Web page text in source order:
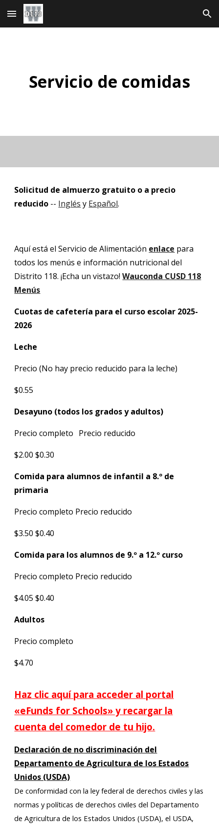
Ir al contenido principal Saltar a la navegación
Servicio de comidas
Solicitud de almuerzo gratuito o a precio
reducido -- Inglés y Español.
Aquí está el Servicio de Alimentación enlace para
todos los menús e información nutricional del
Distrito 118. ¡Echa un vistazo!Wauconda CUSD 118
Menús
Cuotas de cafetería para el curso escolar 2025-
2026
Leche
Precio (No hay precio reducido para la leche)
$0.55
Desayuno (todos los grados y adultos)
Precio completo Precio reducido
$2.00 $0.30
Comida para alumnos de infantil a 8.º de
primaria
Precio completo Precio reducido
$3.50 $0.40
Comida para los alumnos de 9.º a 12.º curso
Precio completo Precio reducido
$4.05 $0.40
Adultos
Precio completo
$4.70
Haz clic aquí para acceder al portal
«eFunds for Schools» y recargar la
cuenta del comedor de tu hijo.
Declaración de no discriminación del
Departamento de Agricultura de los Estados
Unidos (USDA)
De conformidad con la ley federal de derechos civiles y las
normas y políticas de derechos civiles del Departamento
de Agricultura de los Estados Unidos (USDA), el USDA,